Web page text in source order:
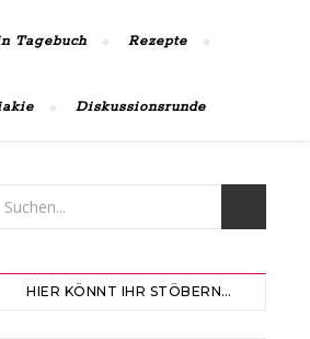
Tagebuch Rezepte
Diskussionsrunde
HIER KÖNNT IHR STÖBERN…